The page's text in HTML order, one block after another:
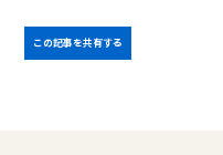
電話自動応答システム
この記事を共有する